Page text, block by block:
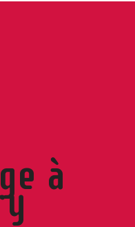
à